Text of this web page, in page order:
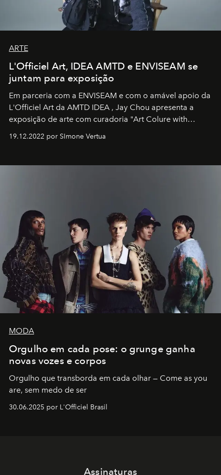
ARTE
L'Officiel Art, IDEA AMTD e ENVISEAM se
juntam para exposição
Em parceria com a ENVISEAM e com o amável apoio da
L'Officiel Art da AMTD IDEA , Jay Chou apresenta a
exposição de arte com curadoria "Art Colure with
19.12.2022 por SImone Vertua
MODA
Orgulho em cada pose: o grunge ganha
novas vozes e corpos
Orgulho que transborda em cada olhar — Come as you
are, sem medo de ser
30.06.2025 por L'Officiel Brasil
Assinaturas